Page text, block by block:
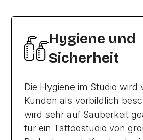
Hygiene und
Sicherheit
Die Hygiene im Studio wird
Kunden als vorbildlich
wird sehr auf Sauberkeit
für ein Tattoostudio von